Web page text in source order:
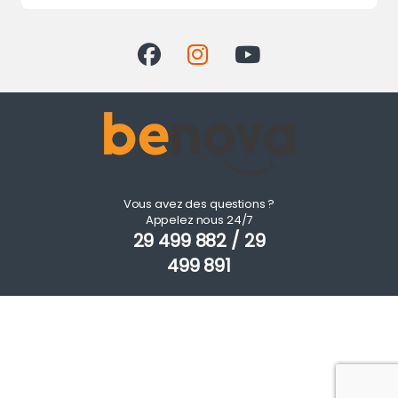
Vous avez des questions ?
Appelez nous 24/7
29 499 882 / 29
499 891